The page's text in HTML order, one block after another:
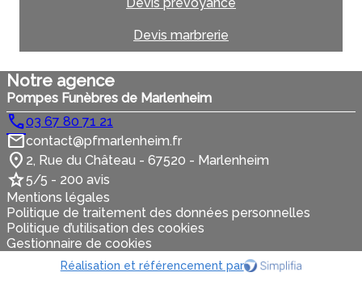
Devis marbrerie
Notre agence
Pompes Funèbres de Marlenheim
03 67 80 71 21
contact@pfmarlenheim.fr
2, Rue du Château - 67520 - Marlenheim
5/5 - 200 avis
Mentions légales
Politique de traitement des données personnelles
Politique d’utilisation des cookies
Gestionnaire de cookies
Réalisation et référencement par